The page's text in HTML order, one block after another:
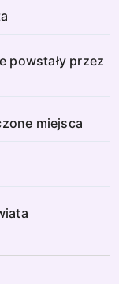
powstały przez
miejsca